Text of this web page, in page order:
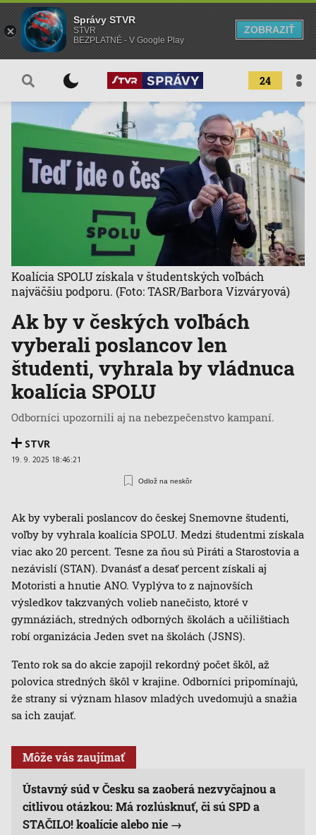
24
Ak by v českých voľbách
vyberali poslancov len
študenti, vyhrala by vládnuca
koalícia SPOLU
Odborníci upozornili aj na nebezpečenstvo kampaní.
STVR
19. 9. 2025 18:46:21
Odlož na neskôr
Koalícia SPOLU získala v študentských voľbách
najväčšiu podporu. (Foto: TASR/Barbora Vizváryová)
Ak by vyberali poslancov do českej Snemovne študenti,
voľby by vyhrala koalícia SPOLU. Medzi študentmi získala
viac ako 20 percent. Tesne za ňou sú Piráti a Starostovia a
nezávislí (STAN). Dvanásť a desať percent získali aj
Motoristi a hnutie ANO. Vyplýva to z najnovších
výsledkov takzvaných volieb nanečisto, ktoré v
gymnáziách, stredných odborných školách a učilištiach
robí organizácia Jeden svet na školách (JSNS).
Tento rok sa do akcie zapojil rekordný počet škôl, až
polovica stredných škôl v krajine. Odborníci pripomínajú,
že strany si význam hlasov mladých uvedomujú a snažia
sa ich zaujať.
Môže vás zaujímať
Ústavný súd v Česku sa zaoberá nezvyčajnou a
citlivou otázkou: Má rozlúsknuť, či sú SPD a
STAČILO! koalície alebo nie
Správy STVR
STVR
BEZPLATNÉ - V Google Play
ZOBRAZIŤ